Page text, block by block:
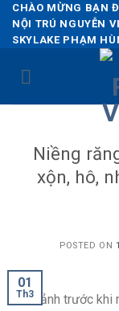
Skip
content
CHÀO MỪNG BẠN
NỘI TRÚ NGUYỄN
SKYLAKE PHẠM
Niềng
xộn, hô,
POSTED ON
01
Th3
Hình ảnh trước